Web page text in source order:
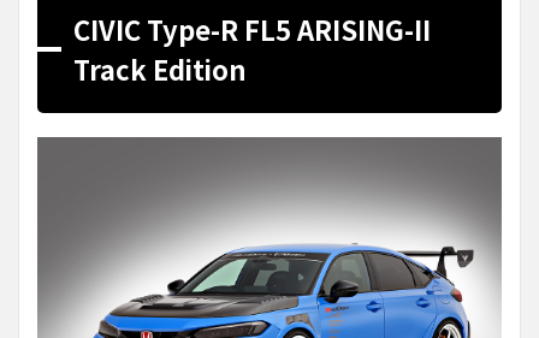
CIVIC Type-R FL5 ARISING-II
Track Edition